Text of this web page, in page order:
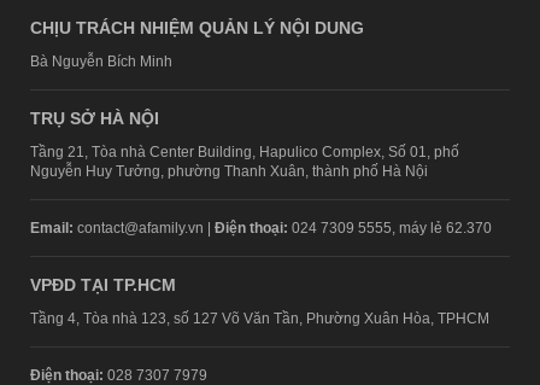
CHỊU TRÁCH NHIỆM QUẢN LÝ NỘI DUNG
Bà Nguyễn Bích Minh
TRỤ SỞ HÀ NỘI
Tầng 21, Tòa nhà Center Building, Hapulico Complex, Số 01, phố
Nguyễn Huy Tưởng, phường Thanh Xuân, thành phố Hà Nội
Email: contact@afamily.vn | Điện thoại: 024 7309 5555, máy lẻ 62.370
VPĐD TẠI TP.HCM
Tầng 4, Tòa nhà 123, số 127 Võ Văn Tần, Phường Xuân Hòa, TPHCM
Điện thoại: 028 7307 7979